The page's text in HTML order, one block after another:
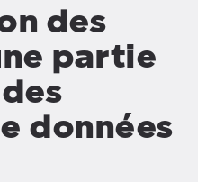
des
partie
données